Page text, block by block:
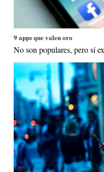
9 apps que valen oro
No son populares, pero sí